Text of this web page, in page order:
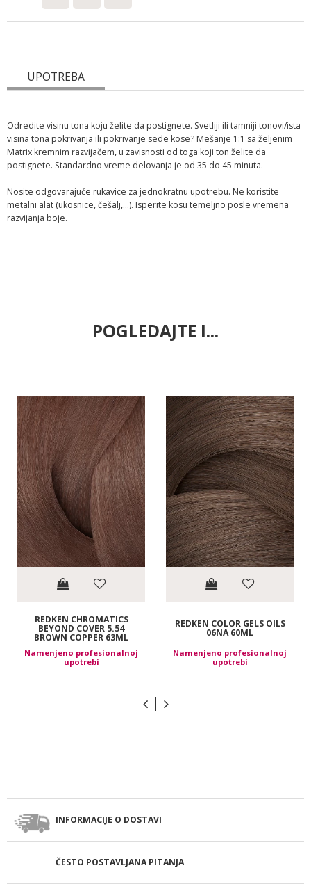
UPOTREBA
Odredite visinu tona koju želite da postignete. Svetliji ili tamniji tonovi/ista
visina tona pokrivanja ili pokrivanje sede kose? Mešanje 1:1 sa željenim
Matrix kremnim razvijačem, u zavisnosti od toga koji ton želite da
postignete. Standardno vreme delovanja je od 35 do 45 minuta.
Nosite odgovarajuće rukavice za jednokratnu upotrebu. Ne koristite
metalni alat (ukosnice, češalj,...). Isperite kosu temeljno posle vremena
razvijanja boje.
POGLEDAJTE I...
REDKEN CHROMATICS
BEYOND COVER 5.54
BROWN COPPER 63ML
Namenjeno profesionalnoj
upotrebi
REDKEN COLOR GELS OILS
06NA 60ML
Namenjeno profesionalnoj
upotrebi
INFORMACIJE O DOSTAVI
ČESTO POSTAVLJANA PITANJA